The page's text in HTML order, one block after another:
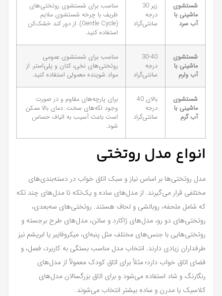
شستشوی
ماشینی با
آب سرد
زیر 30
درجه
سانتی‌گراد
مناسب برای شستشوی روتختی‌های
ظریف با چرخه شستشوی ملایم
(Gentle Cycle). از دور کند خشک‌کن
استفاده کنید.
شستشوی
ماشینی با
آب ولرم
30-40
درجه
سانتی‌گراد
مناسب برای شستشوی عمومی
روتختی‌های نخی، کتان و پلی‌استر. از
مواد شوینده معمولی استفاده کنید.
شستشوی
ماشینی با
آب گرم
بالای 40
درجه
سانتی‌گراد
برای پارچه‌های مقاوم و در صورت
وجود لکه‌های سخت. دمای بالا ممکن
است باعث آسیب به الیاف حساس
شود.
انواع مدل روتختی
مدل روتختی‌ها بر اساس نیاز و سبک اتاق خواب در دسته‌بندی‌های
مختلفی قرار می‌گیرند. از مدل‌های ساده و یک‌تکه تا مدل‌های چند تکه
که شامل ملحفه، روبالشی و لحاف هستند. روتختی‌های سه‌بعدی،
روتختی‌های دو رو، مدل‌های ژاکارد و ساتن، مدل‌های طرح برجسته و
روتختی‌هایی با جنس‌های مختلف مثل پنبه‌ای، میکروفایبر یا ابریشم نیز
طرفداران زیادی دارند. انتخاب مدل مناسب بستگی به کاربرد، فصل، و
فضای اتاق خواب دارد؛ مثلاً برای اتاق کودک معمولاً از مدل‌های
رنگارنگ و شاد استفاده می‌شود و برای اتاق بزرگسالان مدل‌های
کلاسیک یا مدرن و ساده بیشتر انتخاب می‌شوند.